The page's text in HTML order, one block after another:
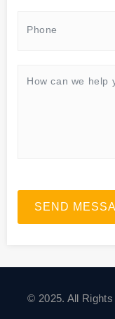
SEND
© 2025. All